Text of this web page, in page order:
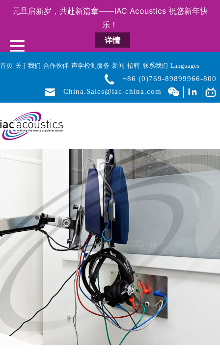
元旦启新岁，共赴新篇章——IAC Acoustics 祝您新年快
乐！
详情
首页 关于我们 合作伙伴 声学检测服务 新闻 招聘 联系我们 Languages
+86 (0)769-89899966-800
China.Sales@iac-china.com